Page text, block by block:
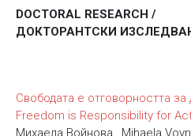
DOCTORAL RESEARCH /
ДОКТОРАНТСКИ
Свободата е отговорността
Freedom is Responsibility for
Михаела Войнова, Mihaela